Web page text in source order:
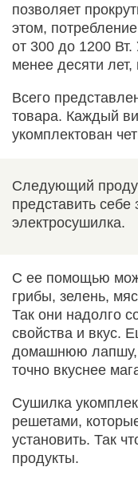
позволяет
этом,
от 300 до 1200 Вт.
менее десяти
Всего
товара. Каждый
укомплектован
Следующий
представить
электросушилка.
С ее помощью
грибы, зелень,
Так они надолго
свойства и вкус.
домашнюю лапшу,
точно вкуснее
Сушилка
решетами,
установить. Так
продукты.